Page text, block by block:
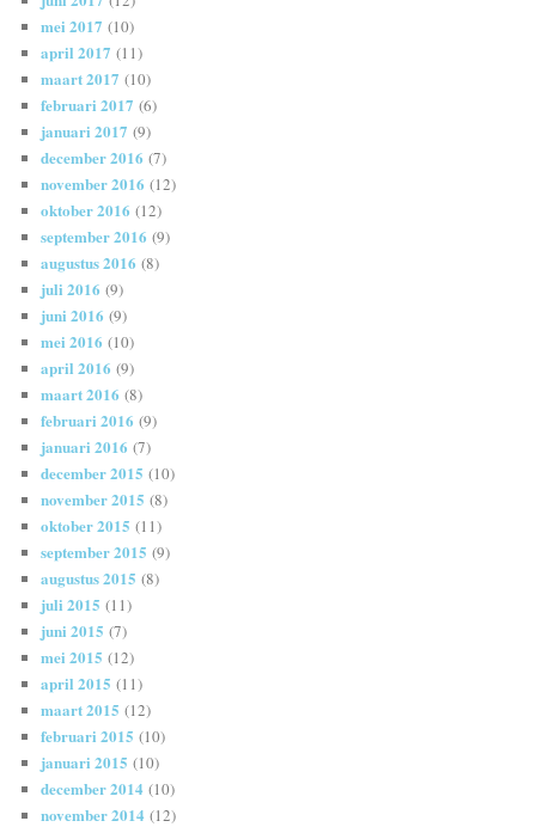
mei 2017 (10)
april 2017 (11)
maart 2017 (10)
februari 2017 (6)
januari 2017 (9)
december 2016 (7)
november 2016 (12)
oktober 2016 (12)
september 2016 (9)
augustus 2016 (8)
juli 2016 (9)
juni 2016 (9)
mei 2016 (10)
april 2016 (9)
maart 2016 (8)
februari 2016 (9)
januari 2016 (7)
december 2015 (10)
november 2015 (8)
oktober 2015 (11)
september 2015 (9)
augustus 2015 (8)
juli 2015 (11)
juni 2015 (7)
mei 2015 (12)
april 2015 (11)
maart 2015 (12)
februari 2015 (10)
januari 2015 (10)
december 2014 (10)
november 2014 (12)